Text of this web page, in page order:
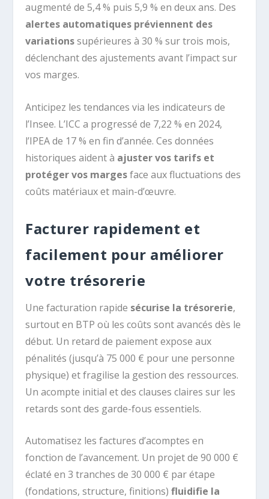
augmenté de 5,4 % puis 5,9 % en deux ans. Des
alertes automatiques préviennent des
variationssupérieures à 30 % sur trois mois,
déclenchant des ajustements avant l’impact sur
vos marges.
Anticipez les tendances via les indicateurs de
l’Insee. L’ICC a progressé de 7,22 % en 2024,
l’IPEA de 17 % en fin d’année. Ces données
historiques aident à ajuster vos tarifs et
protéger vos margesface aux fluctuations des
coûts matériaux et main-d’œuvre.
Facturer rapidement et
facilement pour améliorer
votre trésorerie
Une facturation rapide sécurise la trésorerie,
surtout en BTP où les coûts sont avancés dès le
début. Un retard de paiement expose aux
pénalités (jusqu’à 75 000 € pour une personne
physique) et fragilise la gestion des ressources.
Un acompte initial et des clauses claires sur les
retards sont des garde-fous essentiels.
Automatisez les factures d’acomptes en
fonction de l’avancement. Un projet de 90 000 €
éclaté en 3 tranches de 30 000 € par étape
(fondations, structure, finitions)fluidifie la